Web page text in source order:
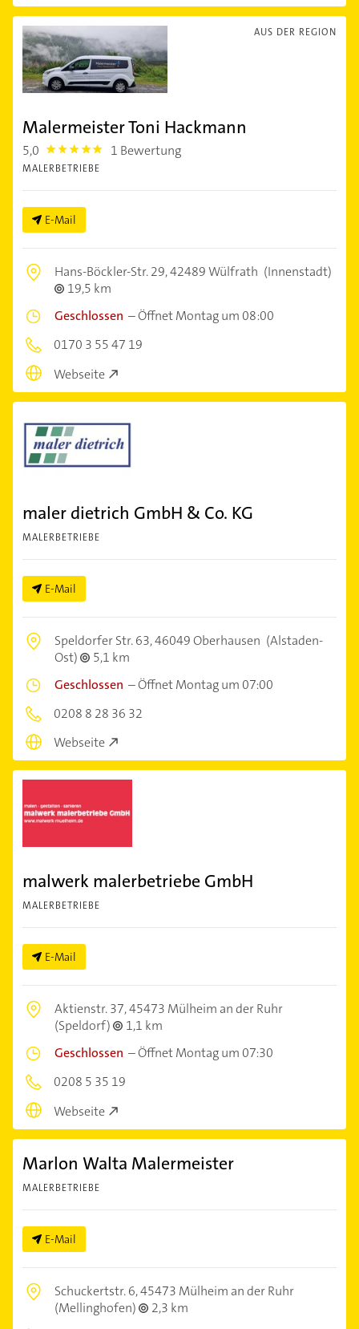
AUS DER REGION
Malermeister Toni Hackmann
5,0 5.0 1 Bewertung
MALERBETRIEBE
E-Mail
Hans-Böckler-Str. 29,42489 Wülfrath (Innenstadt)
19,5 km
Geschlossen –Öffnet Montag um 08:00
0170 3 55 47 19
Webseite
maler dietrich GmbH & Co. KG
MALERBETRIEBE
E-Mail
Speldorfer Str. 63,46049 Oberhausen (Alstaden-
Ost)
5,1 km
Geschlossen –Öffnet Montag um 07:00
0208 8 28 36 32
Webseite
malwerk malerbetriebe GmbH
MALERBETRIEBE
E-Mail
Aktienstr. 37,45473 Mülheim an der Ruhr
(Speldorf)
1,1 km
Geschlossen –Öffnet Montag um 07:30
0208 5 35 19
Webseite
Marlon Walta Malermeister
MALERBETRIEBE
E-Mail
Schuckertstr. 6,45473 Mülheim an der Ruhr
(Mellinghofen)
2,3 km